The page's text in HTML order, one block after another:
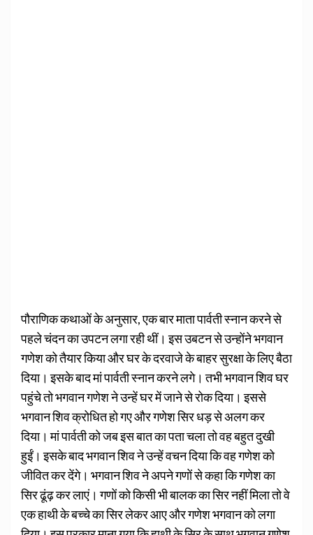
पौराणिक कथाओं के अनुसार, एक बार माता पार्वती स्नान करने से
पहले चंदन का उपटन लगा रही थीं। इस उबटन से उन्होंने भगवान
गणेश को तैयार किया और घर के दरवाजे के बाहर सुरक्षा के लिए बैठा
दिया। इसके बाद मां पार्वती स्नान करने लगे। तभी भगवान शिव घर
पहुंचे तो भगवान गणेश ने उन्हें घर में जाने से रोक दिया। इससे
भगवान शिव क्रोधित हो गए और गणेश सिर धड़ से अलग कर
दिया। मां पार्वती को जब इस बात का पता चला तो वह बहुत दुखी
हुईं। इसके बाद भगवान शिव ने उन्हें वचन दिया कि वह गणेश को
जीवित कर देंगे। भगवान शिव ने अपने गणों से कहा कि गणेश का
सिर ढूंढ़ कर लाएं। गणों को किसी भी बालक का सिर नहीं मिला तो वे
एक हाथी के बच्चे का सिर लेकर आए और गणेश भगवान को लगा